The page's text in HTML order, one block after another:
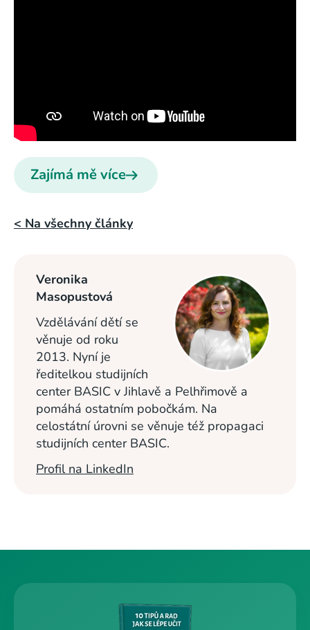
Zajímá mě více
< Na všechny články
Veronika
Masopustová
Vzdělávání dětí se
věnuje od roku
2013. Nyní je
ředitelkou studijních
center BASIC v Jihlavě a Pelhřimově a
pomáhá ostatním pobočkám. Na
celostátní úrovni se věnuje též propagaci
studijních center BASIC.
Profil na LinkedIn